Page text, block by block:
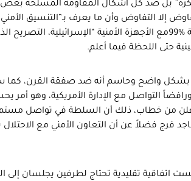
بل ضد كل أشكال المقاومة المسلحة بغض
إلا التفاوض وأن ما يعرف بـ”التنسيق
للإعلان عن “اتفاقه بنسبة %99مع الأجهزة الأمنية
حتى اللحظة فيما أعلم.
بشكل واضح وحاسم أنه ضد صفقة القرن، كما
ورافضاً التواصل مع الإدارة الأمريكية، وهو
من خطاب، ذلك أن السلطة في تواصل مستمر
ماجد فرج فضلاً عن أن التعاون الأمني مع
اتفاقية تقليدية تحتاج لطرفين يجلسان إلى